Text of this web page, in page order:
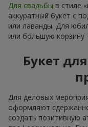
Для свадьбы в стиле
аккуратный букет с
или лаванды. Для
или большую корзину
Букет
Для деловых
оформляют
создать позитивную